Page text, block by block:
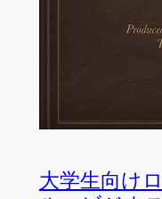
大学生向け